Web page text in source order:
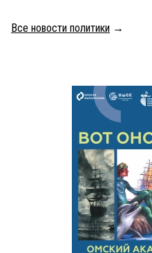
Все новости политики →